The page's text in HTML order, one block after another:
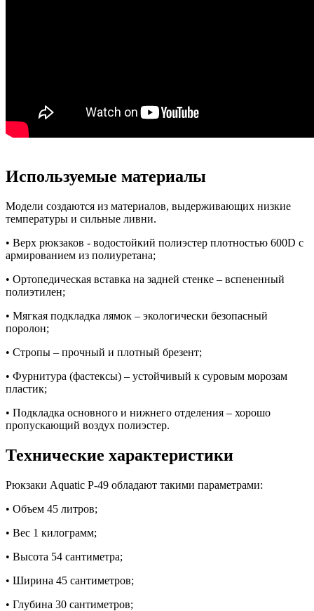
Используемые материалы
Модели создаются из материалов, выдерживающих низкие
температуры и сильные ливни.
• Верх рюкзаков - водостойкий полиэстер плотностью 600D с
армированием из полиуретана;
• Ортопедическая вставка на задней стенке – вспененный
полиэтилен;
• Мягкая подкладка лямок – экологически безопасный
поролон;
• Стропы – прочный и плотный брезент;
• Фурнитура (фастексы) – устойчивый к суровым морозам
пластик;
• Подкладка основного и нижнего отделения – хорошо
пропускающий воздух полиэстер.
Технические характеристики
Рюкзаки Aquatic Р-49 обладают такими параметрами:
• Объем 45 литров;
• Вес 1 килограмм;
• Высота 54 сантиметра;
• Ширина 45 сантиметров;
• Глубина 30 сантиметров;